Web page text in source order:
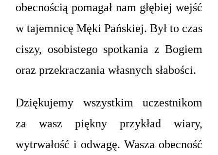
obecnością pomagał nam głębiej wejść
w tajemnicę Męki Pańskiej. Był to czas
ciszy, osobistego spotkania z Bogiem
oraz przekraczania własnych słabości.
Dziękujemy wszystkim uczestnikom
za wasz piękny przykład wiary,
wytrwałość i odwagę. Wasza obecność